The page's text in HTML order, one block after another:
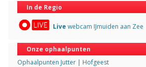
In de Regio
Live webcam IJmuiden aan Zee
Onze ophaalpunten
Ophaalpunten Jutter | Hofgeest